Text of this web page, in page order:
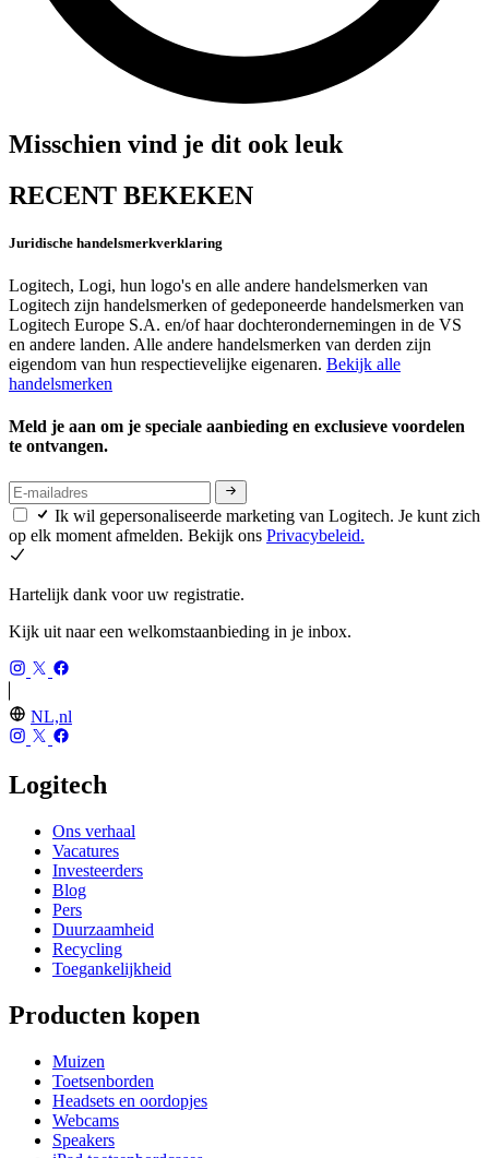
Misschien vind je dit ook leuk
RECENT BEKEKEN
Juridische handelsmerkverklaring
Logitech, Logi, hun logo's en alle andere handelsmerken van
Logitech zijn handelsmerken of gedeponeerde handelsmerken van
Logitech Europe S.A. en/of haar dochterondernemingen in de VS
en andere landen. Alle andere handelsmerken van derden zijn
eigendom van hun respectievelijke eigenaren. Bekijk alle
handelsmerken
Meld je aan om je speciale aanbieding en exclusieve voordelen
te ontvangen.
Ik wil gepersonaliseerde marketing van Logitech. Je kunt zich
op elk moment afmelden. Bekijk ons Privacybeleid.
Hartelijk dank voor uw registratie.
Kijk uit naar een welkomstaanbieding in je inbox.
NL,nl
Logitech
Ons verhaal
Vacatures
Investeerders
Blog
Pers
Duurzaamheid
Recycling
Toegankelijkheid
Producten kopen
Muizen
Toetsenborden
Headsets en oordopjes
Webcams
Speakers